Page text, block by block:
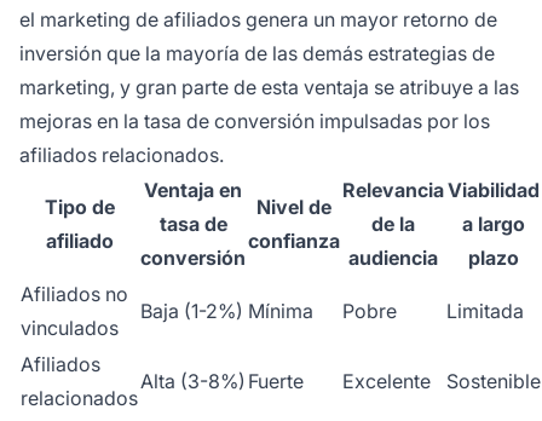
el marketing de afiliados genera un mayor retorno de
inversión que la mayoría de las demás estrategias de
marketing, y gran parte de esta ventaja se atribuye a las
mejoras en la tasa de conversión impulsadas por los
afiliados relacionados.
Tipo de
afiliado
Ventaja en
tasa de
conversión
Nivel de
confianza
Relevancia
de la
audiencia
Viabilidad
a largo
plazo
Afiliados no
vinculados
Baja (1-2%) Mínima Pobre Limitada
Afiliados
relacionados
Alta (3-8%) Fuerte Excelente Sostenible